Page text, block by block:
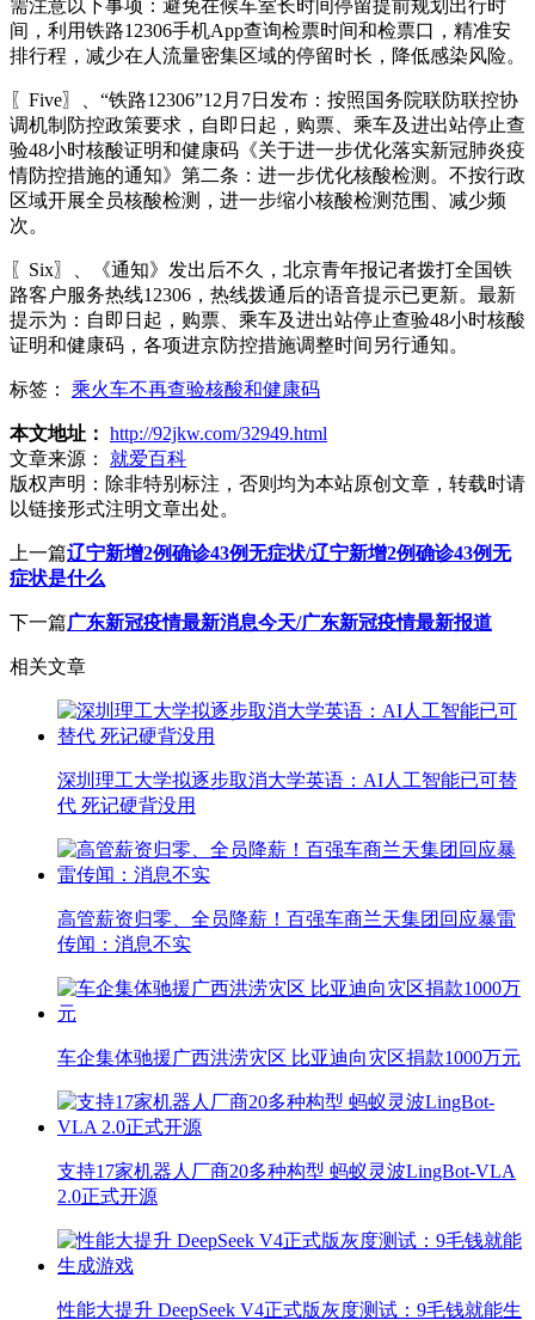
需注意以下事项：避免在候车室长时间停留提前规划出行时
间，利用铁路12306手机App查询检票时间和检票口，精准安
排行程，减少在人流量密集区域的停留时长，降低感染风险。
〖Five〗、“铁路12306”12月7日发布：按照国务院联防联控协
调机制防控政策要求，自即日起，购票、乘车及进出站停止查
验48小时核酸证明和健康码《关于进一步优化落实新冠肺炎疫
情防控措施的通知》第二条：进一步优化核酸检测。不按行政
区域开展全员核酸检测，进一步缩小核酸检测范围、减少频
次。
〖Six〗、《通知》发出后不久，北京青年报记者拨打全国铁
路客户服务热线12306，热线拨通后的语音提示已更新。最新
提示为：自即日起，购票、乘车及进出站停止查验48小时核酸
证明和健康码，各项进京防控措施调整时间另行通知。
标签： 乘火车不再查验核酸和健康码
本文地址： http://92jkw.com/32949.html
文章来源：
就爱百科
版权声明： 除非特别标注，否则均为本站原创文章，转载时请
以链接形式注明文章出处。
上一篇辽宁新增2例确诊43例无症状/辽宁新增2例确诊43例无
症状是什么
下一篇广东新冠疫情最新消息今天/广东新冠疫情最新报道
相关文章
深圳理工大学拟逐步取消大学英语：AI人工智能已可替
代 死记硬背没用
高管薪资归零、全员降薪！百强车商兰天集团回应暴雷
传闻：消息不实
车企集体驰援广西洪涝灾区 比亚迪向灾区捐款1000万元
支持17家机器人厂商20多种构型 蚂蚁灵波LingBot-VLA
2.0正式开源
性能大提升 DeepSeek V4正式版灰度测试：9毛钱就能生